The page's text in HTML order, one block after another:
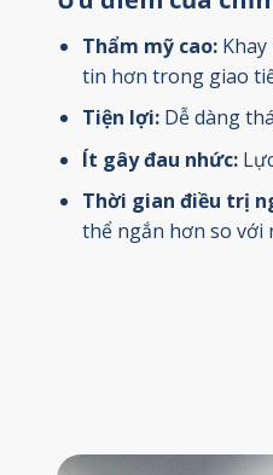
Thẩm mỹ cao:Khay
tin hơn trong giao
Tiện lợi:Dễ dàng
Ít gây đau nhức:
Thời gian điều trị
thể ngắn hơn so với